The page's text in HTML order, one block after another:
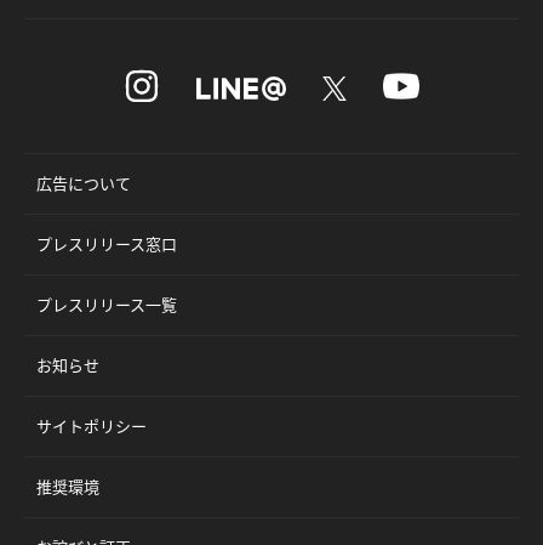
広告について
プレスリリース窓口
プレスリリース一覧
お知らせ
サイトポリシー
推奨環境